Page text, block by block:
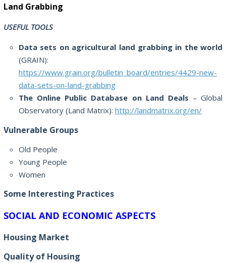
Land Grabbing
USEFUL TOOLS
Data sets on agricultural land grabbing in the world
(GRAIN):
https://www.grain.org/bulletin_board/entries/4429-new-
data-sets-on-land-grabbing
The Online Public Database on Land Deals – Global
Observatory (Land Matrix): http://landmatrix.org/en/
Vulnerable Groups
Old People
Young People
Women
Some Interesting Practices
SOCIAL AND ECONOMIC ASPECTS
Housing Market
Quality of Housing